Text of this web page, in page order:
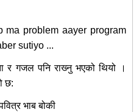
ma problem aayer program
sutiyo ...
र गजल पनि राख्‍नु भएको थियो ।
छ:
भाब बोकी